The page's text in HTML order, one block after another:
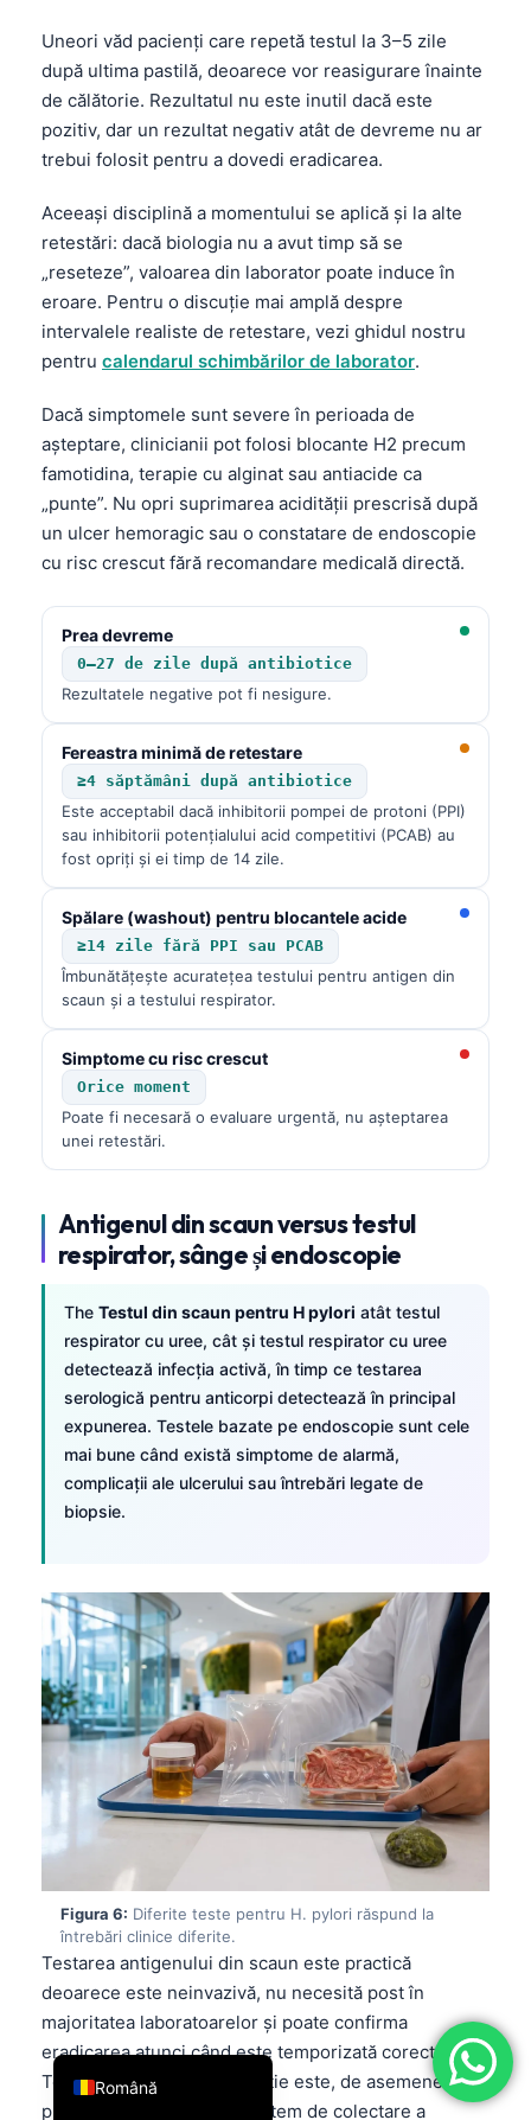
Uneori văd pacienți care repetă testul la 3–5 zile
după ultima pastilă, deoarece vor reasigurare înainte
de călătorie. Rezultatul nu este inutil dacă este
pozitiv, dar un rezultat negativ atât de devreme nu ar
trebui folosit pentru a dovedi eradicarea.
Aceeași disciplină a momentului se aplică și la alte
retestări: dacă biologia nu a avut timp să se
„reseteze”, valoarea din laborator poate induce în
eroare. Pentru o discuție mai amplă despre
intervalele realiste de retestare, vezi ghidul nostru
pentru calendarul schimbărilor de laborator.
Dacă simptomele sunt severe în perioada de
așteptare, clinicianii pot folosi blocante H2 precum
famotidina, terapie cu alginat sau antiacide ca
„punte”. Nu opri suprimarea acidității prescrisă după
un ulcer hemoragic sau o constatare de endoscopie
cu risc crescut fără recomandare medicală directă.
Prea devreme
0–27 de zile după antibiotice
Rezultatele negative pot fi nesigure.
Fereastra minimă de retestare
≥4 săptămâni după antibiotice
Este acceptabil dacă inhibitorii pompei de protoni (PPI)
sau inhibitorii potențialului acid competitivi (PCAB) au
fost opriți și ei timp de 14 zile.
Spălare (washout) pentru blocantele acide
≥14 zile fără PPI sau PCAB
Îmbunătățește acuratețea testului pentru antigen din
scaun și a testului respirator.
Simptome cu risc crescut
Orice moment
Poate fi necesară o evaluare urgentă, nu așteptarea
unei retestări.
Antigenul din scaun versus testul
respirator, sânge și endoscopie
The Testul din scaun pentru H pylori atât testul
respirator cu uree, cât și testul respirator cu uree
detectează infecția activă, în timp ce testarea
serologică pentru anticorpi detectează în principal
expunerea. Testele bazate pe endoscopie sunt cele
mai bune când există simptome de alarmă,
complicații ale ulcerului sau întrebări legate de
biopsie.
Figura 6: Diferite teste pentru H. pylori răspund la
întrebări clinice diferite.
Testarea antigenului din scaun este practică
deoarece este neinvazivă, nu necesită post în
majoritatea laboratoarelor și poate confirma
eradicarea atunci când este temporizată corect.
Testarea cu uree în respirație este, de asemenea,
precisă, dar necesită un sistem de colectare a
Română
English
العربية
Français
עִבְרִית
Español
Português
Ελληνικά
Türkçe
简体中文
فارسی
Nederlands
हिन्दी
Bahasa Indonesia
Հայերեն
Íslenska
Српски језик
Svenska
Bosanski
Eesti
日本語
Čeština
ქართული
Русский
Lietuvių kalba
Polski
한국어
Slovenščina
Magyar
Shqip
বাংলা
اردو
मराठी
தமிழ்
ગુજરાતી
ಕನ್ನಡ
മലയാളം
Bahasa Melayu
Tiếng Việt
Tagalog
ဗမာစာ
ភាសាខ្មែរ
Kiswahili
አማርኛ
Українська
O‘zbekcha